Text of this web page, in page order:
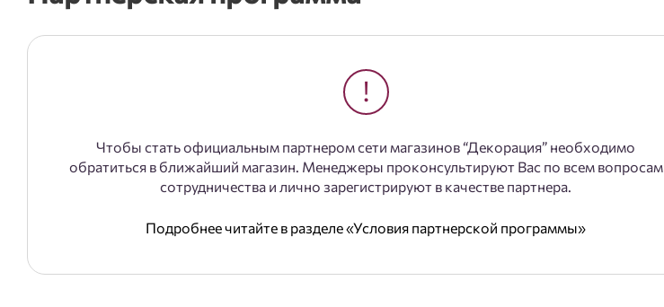
!
Чтобы стать официальным партнером сети магазинов “Декорация” необходимо
обратиться в ближайший магазин. Менеджеры проконсультируют Вас по всем вопросам
сотрудничества и лично зарегистрируют в качестве партнера.
Подробнее читайте в разделе «Условия партнерской программы»